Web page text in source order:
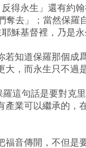
得永生」還有約翰
奪去」；當然保羅
穌基督裡，乃是永
若知道保羅那個成
，而永生只不過
這句話是要對克
產業可以繼承的，
福音傳開，不但是